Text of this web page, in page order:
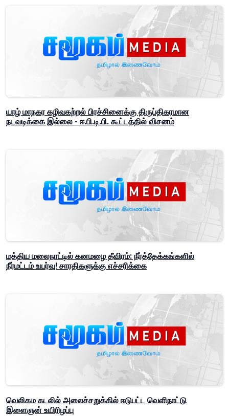
யாழ் மாநகர கழிவகற்றல் பிரச்சினைக்கு திருப்திகரமான
நடவடிக்கை இல்லை - ஈ.பி.டி.பி. கூட்டத்தில் விசனம்
மத்திய மலைநாட்டில் கனமழை தீவிரம்: நீர்த்தேக்கங்களில்
நீர்மட்டம் உயர்வு! சாரதிகளுக்கு எச்சரிக்கை
வெலிகம கடலில் அலைச்சறுக்கில் ஈடுபட்ட வெளிநாட்டு
இளைஞன் உயிரிழப்பு